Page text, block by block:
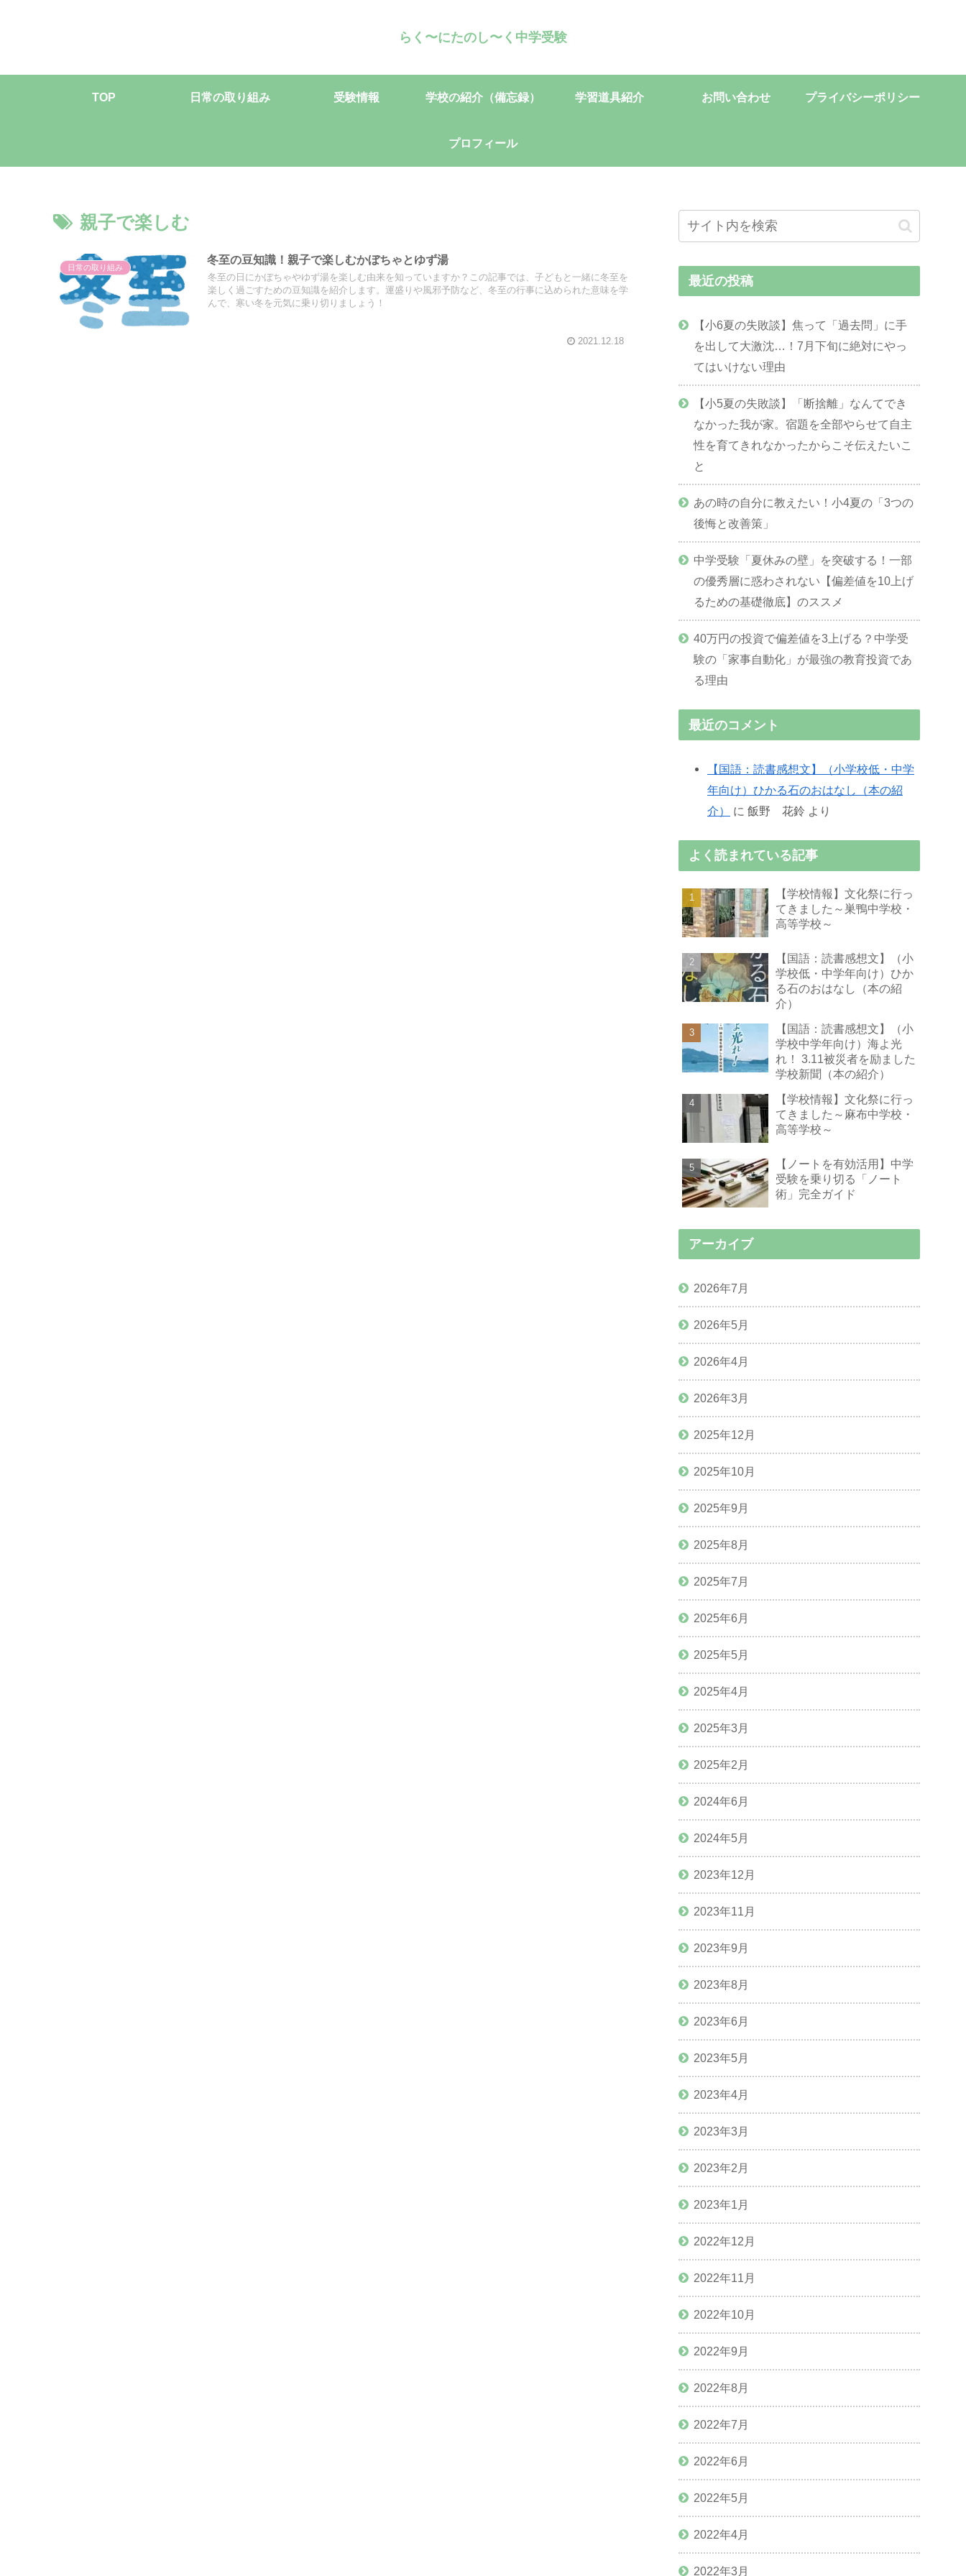
らく〜にたのし〜く中学受験
TOP 日常の取り組み 受験情報 学校の紹介（備忘録） 学習道具紹介 お問い合わせ プライバシーポリシー
プロフィール
親子で楽しむ
日常の取り組み
冬至の豆知識！親子で楽しむかぼちゃとゆず湯
冬至の日にかぼちゃやゆず湯を楽しむ由来を知っていますか？この記事では、子どもと一緒に冬至を
楽しく過ごすための豆知識を紹介します。運盛りや風邪予防など、冬至の行事に込められた意味を学
んで、寒い冬を元気に乗り切りましょう！
2021.12.18
最近の投稿
【小6夏の失敗談】焦って「過去問」に手
を出して大激沈…！7月下旬に絶対にやっ
てはいけない理由
【小5夏の失敗談】「断捨離」なんてでき
なかった我が家。宿題を全部やらせて自主
性を育てきれなかったからこそ伝えたいこ
と
あの時の自分に教えたい！小4夏の「3つの
後悔と改善策」
中学受験「夏休みの壁」を突破する！一部
の優秀層に惑わされない【偏差値を10上げ
るための基礎徹底】のススメ
40万円の投資で偏差値を3上げる？中学受
験の「家事自動化」が最強の教育投資であ
る理由
最近のコメント
【国語：読書感想文】（小学校低・中学
年向け）ひかる石のおはなし（本の紹
介）
に 飯野 花鈴 より
よく読まれている記事
【学校情報】文化祭に行っ
てきました～巣鴨中学校・
高等学校～
【国語：読書感想文】（小
学校低・中学年向け）ひか
る石のおはなし（本の紹
介）
【国語：読書感想文】（小
学校中学年向け）海よ光
れ！ 3.11被災者を励ました
学校新聞（本の紹介）
【学校情報】文化祭に行っ
てきました～麻布中学校・
高等学校～
【ノートを有効活用】中学
受験を乗り切る「ノート
術」完全ガイド
アーカイブ
2026年7月
2026年5月
2026年4月
2026年3月
2025年12月
2025年10月
2025年9月
2025年8月
2025年7月
2025年6月
2025年5月
2025年4月
2025年3月
2025年2月
2024年6月
2024年5月
2023年12月
2023年11月
2023年9月
2023年8月
2023年6月
2023年5月
2023年4月
2023年3月
2023年2月
2023年1月
2022年12月
2022年11月
2022年10月
2022年9月
2022年8月
2022年7月
2022年6月
2022年5月
2022年4月
2022年3月